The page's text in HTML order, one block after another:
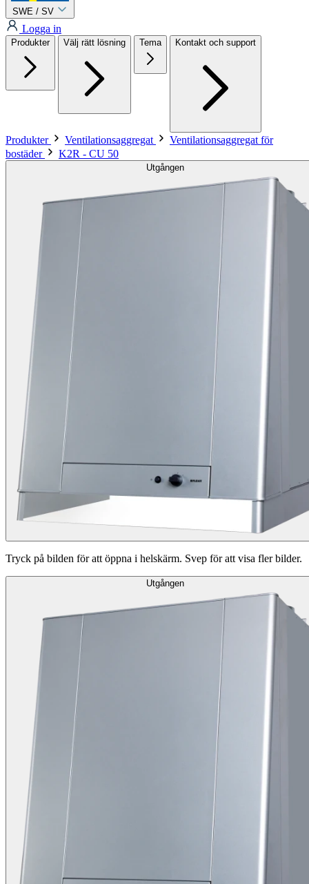
SWE / SV
Logga in
Produkter Välj rätt lösning Tema Kontakt och support
Produkter Ventilationsaggregat
Ventilationsaggregat för
bostäder
K2R - CU 50
Utgången
Tryck på bilden för att öppna i helskärm. Svep för att visa fler bilder.
Utgången